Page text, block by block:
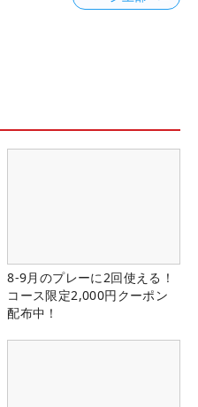
8-9月のプレーに2回使える！
コース限定2,000円クーポン
配布中！